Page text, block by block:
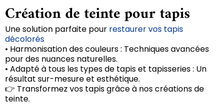
Création de teinte pour tapis
Une solution parfaite pour restaurer vos tapis
décolorés
• Harmonisation des couleurs : Techniques avancées
pour des nuances naturelles.
• Adapté à tous les types de tapis et tapisseries : Un
résultat sur-mesure et esthétique.
👉 Transformez vos tapis grâce à nos créations de
teinte.